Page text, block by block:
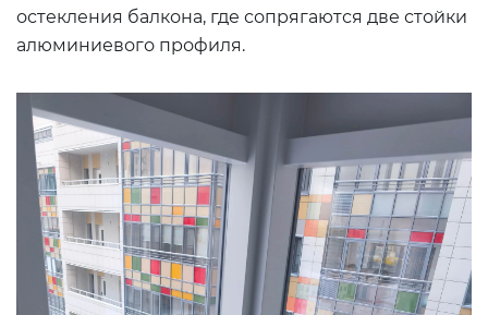
остекления балкона, где сопрягаются две стойки
алюминиевого профиля.